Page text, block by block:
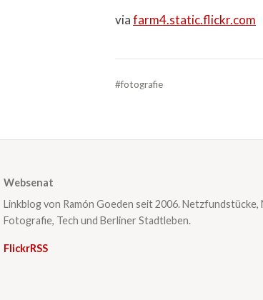
viafarm4.static.flickr.com
#fotografie
Websenat
Linkblog von Ramón Goeden seit 2006. Netzfundstücke,
Fotografie, Tech und Berliner Stadtleben.
FlickrRSS